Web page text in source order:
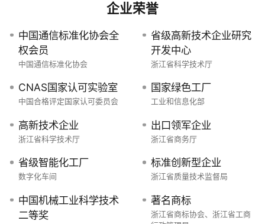
企业荣誉
中国通信标准化协会全
权会员
中国通信标准化协会
省级高新技术企业研究
开发中心
浙江省科学技术厅
CNAS国家认可实验室
中国合格评定国家认可委员会
国家绿色工厂
工业和信息化部
高新技术企业
浙江省科学技术厅
出口领军企业
浙江省商务厅
省级智能化工厂
数字化车间
标准创新型企业
浙江省质量技术监督局
中国机械工业科学技术
二等奖
著名商标
浙江省商标协会、浙江省工商